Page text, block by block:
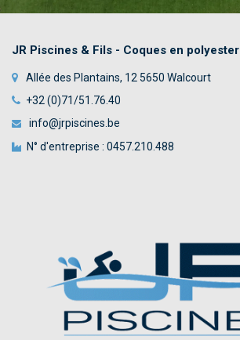
JR Piscines & Fils - Coques en polyester
Allée des Plantains, 12 5650 Walcourt
+32 (0)71/51.76.40
info@jrpiscines.be
N° d'entreprise : 0457.210.488